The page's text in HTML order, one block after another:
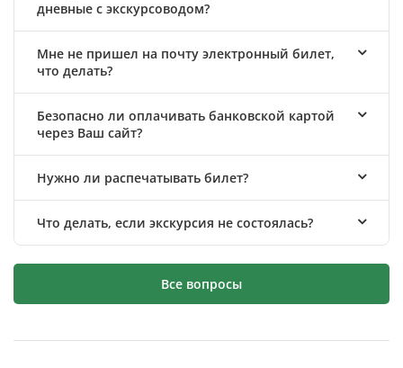
дневные с экскурсоводом?
Мне не пришел на почту электронный билет,
что делать?
Безопасно ли оплачивать банковской картой
через Ваш сайт?
Нужно ли распечатывать билет?
Что делать, если экскурсия не состоялась?
Все вопросы